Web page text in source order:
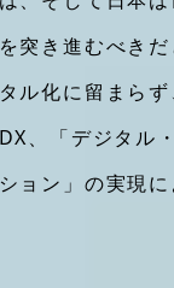
突き進むべき
ル化に留まら
、「デジタル
ョン」の実現